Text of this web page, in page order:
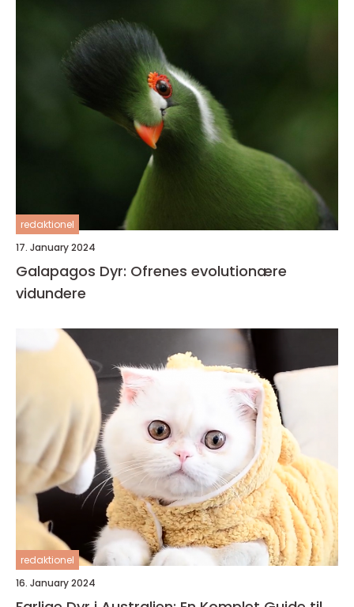
redaktionel
17. January 2024
Galapagos Dyr: Ofrenes evolutionære
vidundere
redaktionel
16. January 2024